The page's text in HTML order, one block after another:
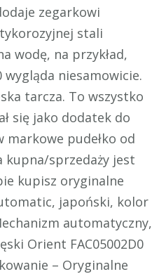
zegarkowi
stali
wodę, na przykład,
niesamowicie.
tarcza. To wszystko
się jako dodatek do
markowe pudełko od
kupna/sprzedaży jest
kupisz oryginalne
japoński, kolor
automatyczny,
Orient FAC05002D0
– Oryginalne